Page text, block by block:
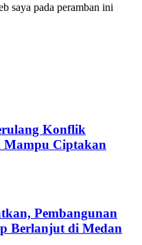
saya pada peramban ini
Konflik
Mampu Ciptakan
Pembangunan
Berlanjut di Medan